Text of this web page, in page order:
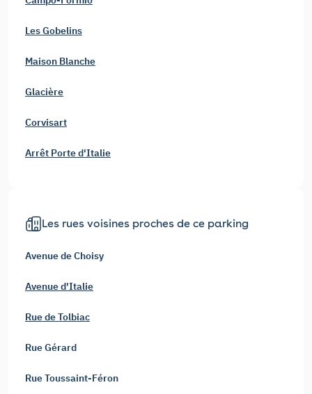
Les Gobelins
Maison Blanche
Glacière
Corvisart
Arrêt Porte d'Italie
Les rues voisines proches de ce parking
Avenue de Choisy
Avenue d'Italie
Rue de Tolbiac
Rue Gérard
Rue Toussaint-Féron